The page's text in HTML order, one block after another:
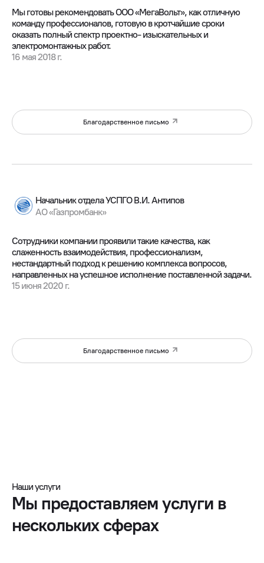
16 мая 2018 г.
Мы готовы рекомендовать ООО «МегаВольт», как отличную
команду профессионалов, готовую в кротчайшие сроки
оказать полный спектр проектно- изыскательных и
электромонтажных работ.
Благодарственное письмо
Начальник отдела УСПГО В.И. Антипов
АО «Газпромбанк»
15 июня 2020 г.
Сотрудники компании проявили такие качества, как
слаженность взаимодействия, профессионализм,
нестандартный подход к решению комплекса вопросов,
направленных на успешное исполнение поставленной задачи.
Благодарственное письмо
Наши услуги
Мы предоставляем услуги в
нескольких сферах